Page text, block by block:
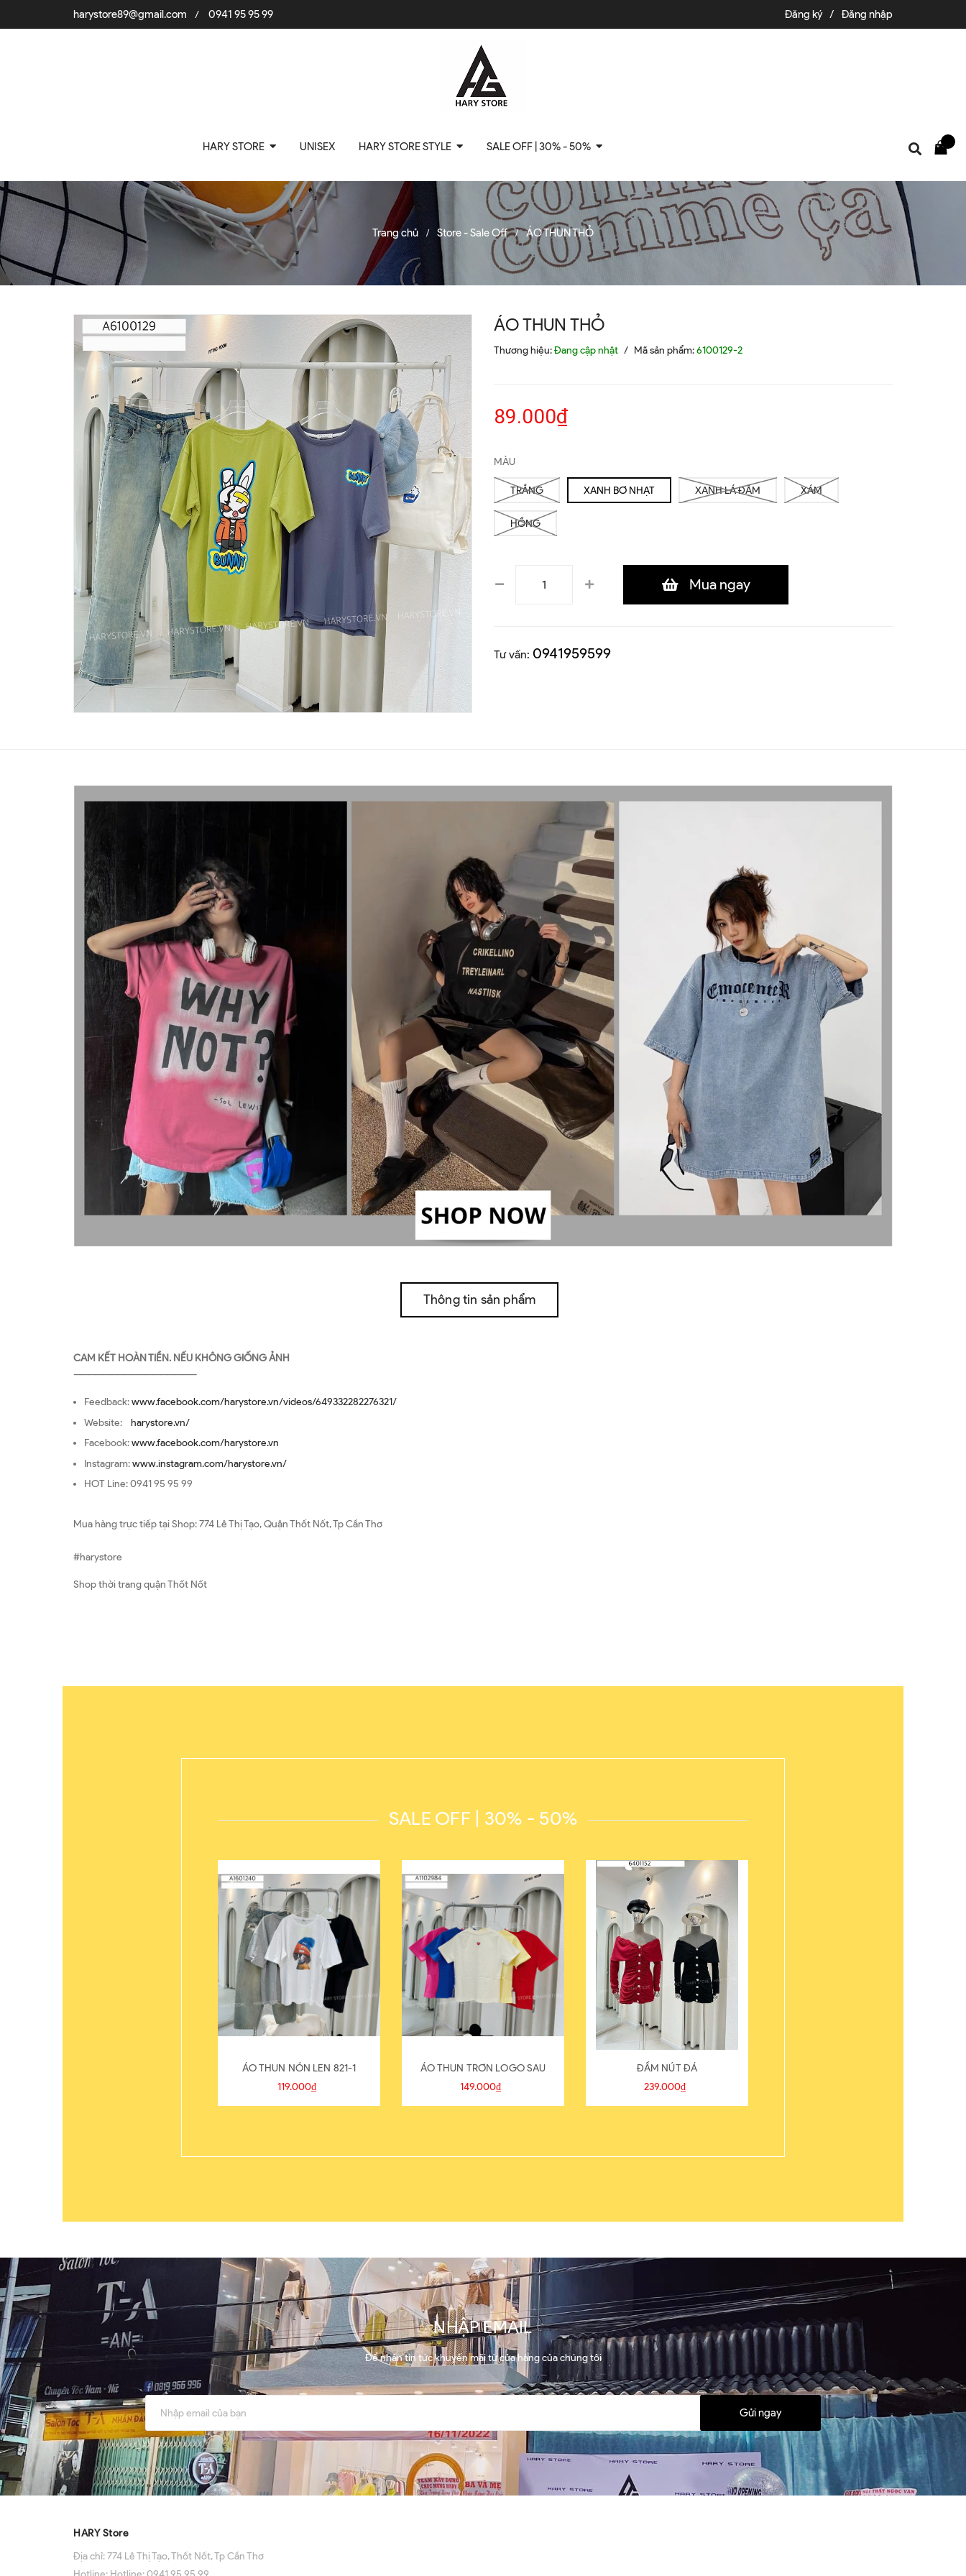
harystore89@gmail.com / 0941 95 95 99 Đăng ký / Đăng nhập
HARY STORE UNISEX HARY STORE STYLE SALE OFF | 30% - 50%
Trang chủ / Store - Sale Off / ÁO THUN THỎ
ÁO THUN THỎ
Thương hiệu:Đang cập nhật / Mã sản phẩm:6100129-2
89.000₫
MÀU
TRẮNG XANH BƠ NHẠT XANH LÁ ĐẬM XÁM
HỒNG
Mua ngay
Tư vấn: 0941959599
Thông tin sản phẩm
CAM KẾT HOÀN TIỀN. NẾU KHÔNG GIỐNG ẢNH
—————————————————
Feedback:www.facebook.com/harystore.vn/videos/649332282276321/
Website: harystore.vn/
Facebook:www.facebook.com/harystore.vn
Instagram:www.instagram.com/harystore.vn/
HOT Line: 0941 95 95 99
Mua hàng trực tiếp tại Shop: 774 Lê Thị Tạo, Quận Thốt Nốt, Tp Cần Thơ
#harystore
Shop thời trang quận Thốt Nốt
SALE OFF | 30% - 50%
ÁO THUN NÓN LEN 821-1
119.000₫
ÁO THUN TRƠN LOGO SAU
149.000₫
ĐẦM NÚT ĐÁ
239.000₫
NHẬP EMAIL
Để nhận tin tức khuyến mãi từ cửa hàng của chúng tôi
Gửi ngay
HARY Store
Địa chỉ:774 Lê Thị Tạo, Thốt Nốt, Tp Cần Thơ